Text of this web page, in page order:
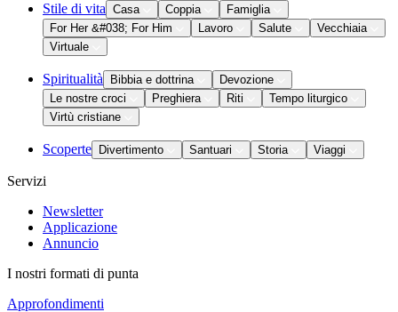
Stile di vita Casa Coppia
Famiglia
For Her &#038; For Him
Lavoro Salute
Vecchiaia
Virtuale
Spiritualità Bibbia e dottrina
Devozione
Le nostre croci
Preghiera Riti
Tempo liturgico
Virtù cristiane
Scoperte Divertimento Santuari Storia Viaggi
Servizi
Newsletter
Applicazione
Annuncio
I nostri formati di punta
Approfondimenti